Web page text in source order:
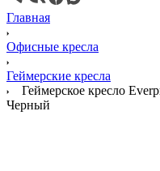
Главная
Офисные кресла
Геймерские кресла
Геймерское кресло
Черный